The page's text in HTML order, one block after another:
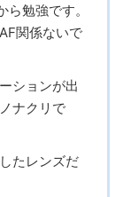
勉強です。
関係ないで
ションが出
ナクリで
たレンズだ